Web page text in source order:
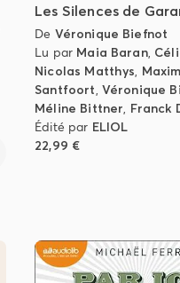
Les Silences de
De Véronique Biefnot
Lu par Maia Baran,
Nicolas Matthys,
Santfoort, Véronique
Méline Bittner, Franck
Édité par ELIOL
22,99 €